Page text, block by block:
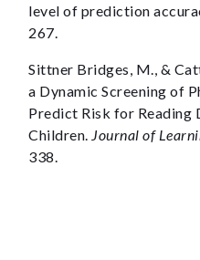
level of prediction
267.
Sittner Bridges, M., &
a Dynamic Screening of
Predict Risk for
Children. Journal of
338.